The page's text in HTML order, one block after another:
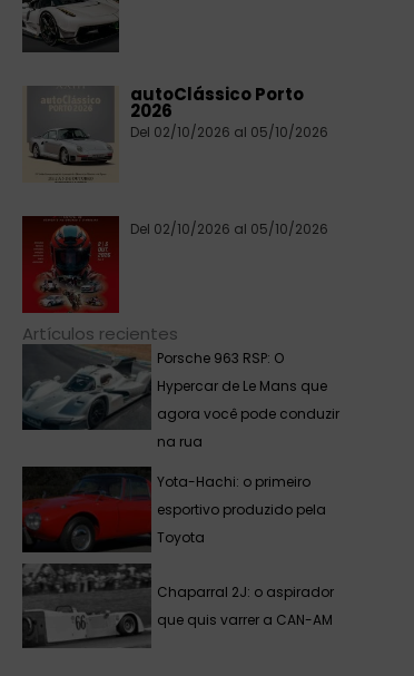
autoClássico Porto
2026
Del 02/10/2026 al 05/10/2026
Del 02/10/2026 al 05/10/2026
Artículos recientes
Porsche 963 RSP: O
Hypercar de Le Mans que
agora você pode conduzir
na rua
Yota-Hachi: o primeiro
esportivo produzido pela
Toyota
Chaparral 2J: o aspirador
que quis varrer a CAN-AM